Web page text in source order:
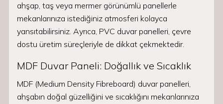
ahşap, taş veya mermer görünümlü panellerle
mekanlarınıza istediğiniz atmosferi kolayca
yansıtabilirsiniz. Ayrıca, PVC duvar panelleri, çevre
dostu üretim süreçleriyle de dikkat çekmektedir.
MDF Duvar Paneli: Doğallık ve Sıcaklık
MDF (Medium Density Fibreboard) duvar panelleri,
ahşabın doğal güzelliğini ve sıcaklığını mekanlarınıza